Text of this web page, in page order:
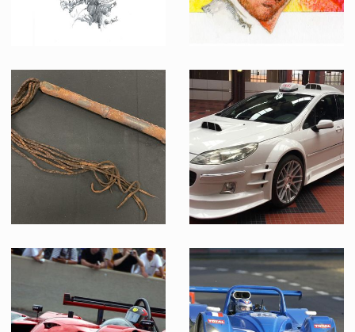
Dessin conceptuel original en N&B de Michel Jouin pour l'affiche française du Temple Maudit
Fait pour la promotion
Peinture conceptuelle originale en couleur de Michel Jouin pour l'affiche française du Temple Maudit
Fait pour la promotion
Un fouet de garde Thug original du Temple Maudit
Vu à l'écran
Taxi Peugeot 407 orignal
Vu à l'écran